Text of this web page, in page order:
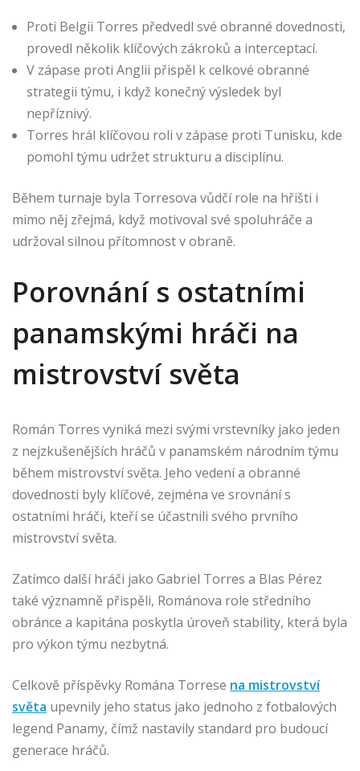
Proti Belgii Torres předvedl své obranné dovednosti,
provedl několik klíčových zákroků a interceptací.
V zápase proti Anglii přispěl k celkové obranné
strategii týmu, i když konečný výsledek byl
nepříznivý.
Torres hrál klíčovou roli v zápase proti Tunisku, kde
pomohl týmu udržet strukturu a disciplínu.
Během turnaje byla Torresova vůdčí role na hřišti i
mimo něj zřejmá, když motivoval své spoluhráče a
udržoval silnou přítomnost v obraně.
Porovnání s ostatními
panamskými hráči na
mistrovství světa
Román Torres vyniká mezi svými vrstevníky jako jeden
z nejzkušenějších hráčů v panamském národním týmu
během mistrovství světa. Jeho vedení a obranné
dovednosti byly klíčové, zejména ve srovnání s
ostatními hráči, kteří se účastnili svého prvního
mistrovství světa.
Zatímco další hráči jako Gabriel Torres a Blas Pérez
také významně přispěli, Románova role středního
obránce a kapitána poskytla úroveň stability, která byla
pro výkon týmu nezbytná.
Celkově příspěvky Romána Torrese na mistrovství
světa upevnily jeho status jako jednoho z fotbalových
legend Panamy, čímž nastavily standard pro budoucí
generace hráčů.